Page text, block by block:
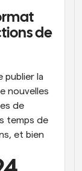
appels
plusieurs
de
publier la
nouvelles
de
temps de
et bien